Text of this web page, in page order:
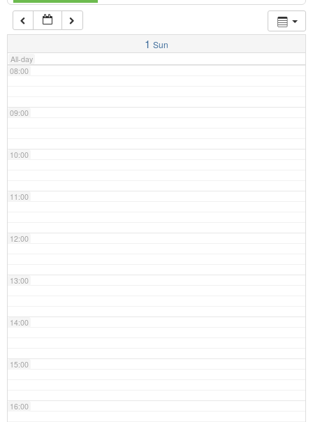
1 Sun
All-day
07:00
08:00
09:00
10:00
11:00
12:00
13:00
14:00
15:00
16:00